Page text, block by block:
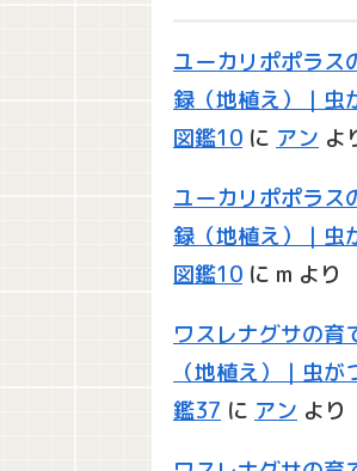
ユーカリポポラス
録（地植え）｜虫
図鑑10 に アン よ
ユーカリポポラス
録（地植え）｜虫
図鑑10 に m より
ワスレナグサの育
（地植え）｜虫
鑑37 に アン より